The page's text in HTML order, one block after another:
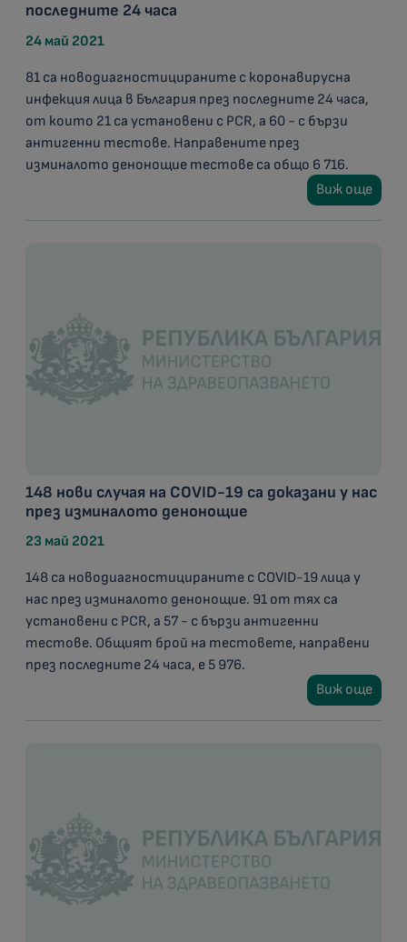
последните 24 часа
24 май 2021
81 са новодиагностицираните с коронавирусна
инфекция лица в България през последните 24 часа,
от които 21 са установени с PCR, а 60 - с бързи
антигенни тестове. Направените през
изминалото денонощие тестове са общо 6 716.
Виж още
148 нови случая на COVID-19 са доказани у нас
през изминалото денонощие
23 май 2021
148 са новодиагностицираните с COVID-19 лица у
нас през изминалото денонощие. 91 от тях са
установени с PCR, а 57 - с бързи антигенни
тестове. Общият брой на тестовете, направени
през последните 24 часа, е 5 976.
Виж още